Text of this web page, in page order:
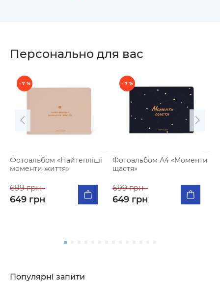
Персонально для вас
- 7 %
Фотоальбом «Найтепліші
моменти життя»
699 грн
649 грн
- 7 %
Фотоальбом А4 «Моменти
щастя»
699 грн
649 грн
Популярні запити